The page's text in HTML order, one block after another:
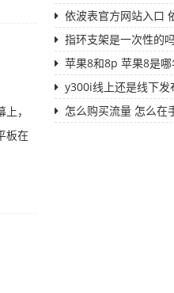
，
板在
依波表官方网站入口
指环支架是一次性的
苹果8和8p 苹果8是哪
y300i线上还是线下发
怎么购买流量 怎么在